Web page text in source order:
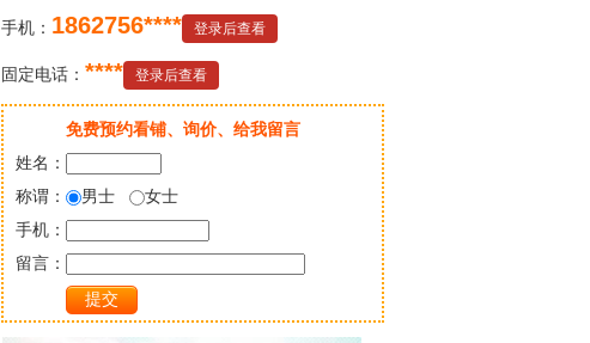
手机： 1862756**** 登录后查看
固定电话： **** 登录后查看
免费预约看铺、询价、给我留言
姓名：
称谓：
男士
女士
手机：
留言：